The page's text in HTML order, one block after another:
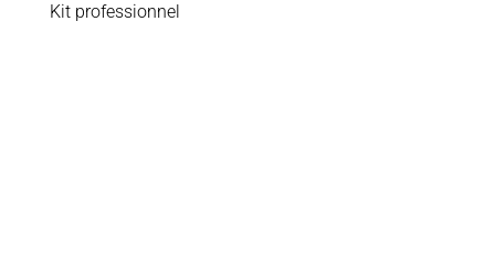
Kit professionnel